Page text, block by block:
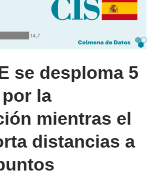
se desploma 5
la
mientras el
distancias a